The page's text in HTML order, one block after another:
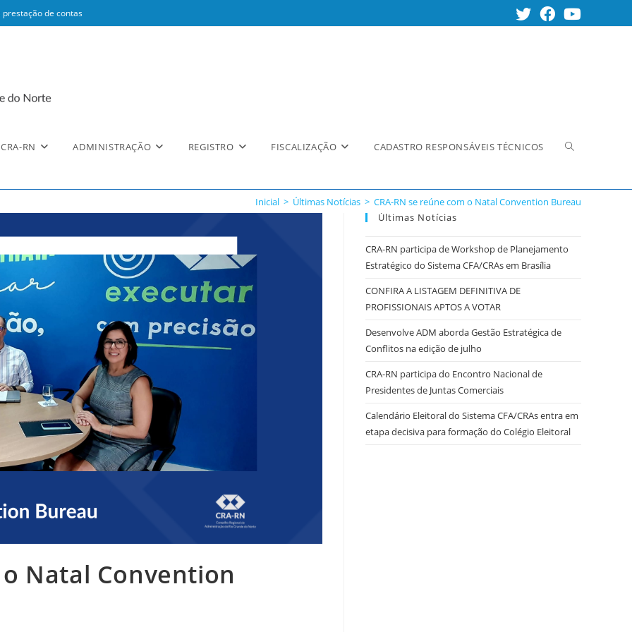
de contas
CRA-RN ADMINISTRAÇÃO REGISTRO FISCALIZAÇÃO CADASTRO RESPONSÁVEIS TÉCNICOS Alternar
Inicial > Últimas Notícias > CRA-RN se reúne com o Natal Convention Bureau
Natal Convention
Últimas Notícias
CRA-RN participa de Workshop de Planejamento
Estratégico do Sistema CFA/CRAs em Brasília
CONFIRA A LISTAGEM DEFINITIVA DE
PROFISSIONAIS APTOS A VOTAR
Desenvolve ADM aborda Gestão Estratégica de
Conflitos na edição de julho
CRA-RN participa do Encontro Nacional de
Presidentes de Juntas Comerciais
Calendário Eleitoral do Sistema CFA/CRAs entra em
etapa decisiva para formação do Colégio Eleitoral